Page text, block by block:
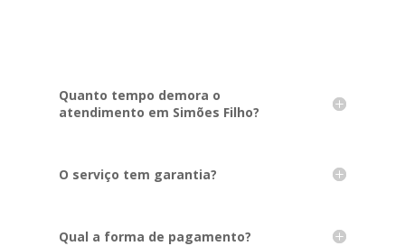
Quanto tempo demora o
atendimento em Simões Filho?
O serviço tem garantia?
Qual a forma de pagamento?